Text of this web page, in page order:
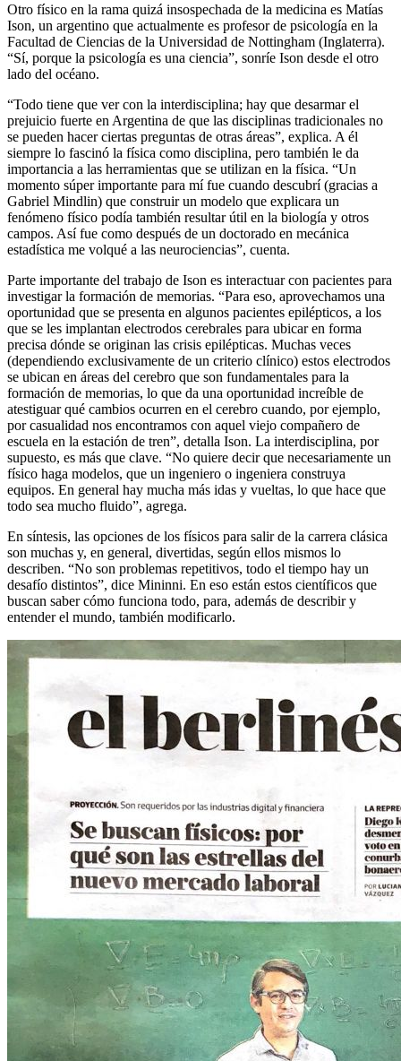
Otro físico en la rama quizá insospechada de la medicina es Matías
Ison, un argentino que actualmente es profesor de psicología en la
Facultad de Ciencias de la Universidad de Nottingham (Inglaterra).
“Sí, porque la psicología es una ciencia”, sonríe Ison desde el otro
lado del océano.
“Todo tiene que ver con la interdisciplina; hay que desarmar el
prejuicio fuerte en Argentina de que las disciplinas tradicionales no
se pueden hacer ciertas preguntas de otras áreas”, explica. A él
siempre lo fascinó la física como disciplina, pero también le da
importancia a las herramientas que se utilizan en la física. “Un
momento súper importante para mí fue cuando descubrí (gracias a
Gabriel Mindlin) que construir un modelo que explicara un
fenómeno físico podía también resultar útil en la biología y otros
campos. Así fue como después de un doctorado en mecánica
estadística me volqué a las neurociencias”, cuenta.
Parte importante del trabajo de Ison es interactuar con pacientes para
investigar la formación de memorias. “Para eso, aprovechamos una
oportunidad que se presenta en algunos pacientes epilépticos, a los
que se les implantan electrodos cerebrales para ubicar en forma
precisa dónde se originan las crisis epilépticas. Muchas veces
(dependiendo exclusivamente de un criterio clínico) estos electrodos
se ubican en áreas del cerebro que son fundamentales para la
formación de memorias, lo que da una oportunidad increíble de
atestiguar qué cambios ocurren en el cerebro cuando, por ejemplo,
por casualidad nos encontramos con aquel viejo compañero de
escuela en la estación de tren”, detalla Ison. La interdisciplina, por
supuesto, es más que clave. “No quiere decir que necesariamente un
físico haga modelos, que un ingeniero o ingeniera construya
equipos. En general hay mucha más idas y vueltas, lo que hace que
todo sea mucho fluido”, agrega.
En síntesis, las opciones de los físicos para salir de la carrera clásica
son muchas y, en general, divertidas, según ellos mismos lo
describen. “No son problemas repetitivos, todo el tiempo hay un
desafío distintos”, dice Mininni. En eso están estos científicos que
buscan saber cómo funciona todo, para, además de describir y
entender el mundo, también modificarlo.